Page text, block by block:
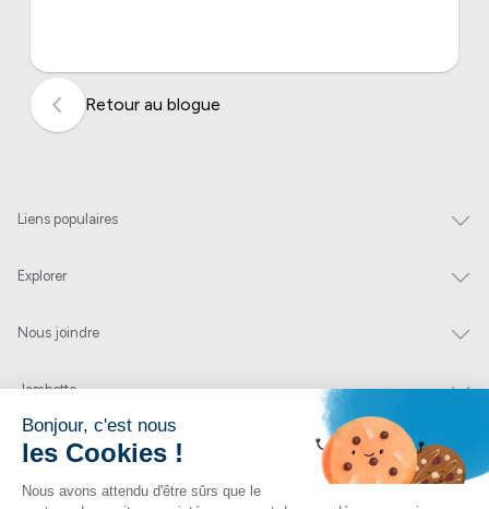
Retour au blogue
Liens populaires
Explorer
Nous joindre
Jambette
Inscrivez-vous à notre infolettre